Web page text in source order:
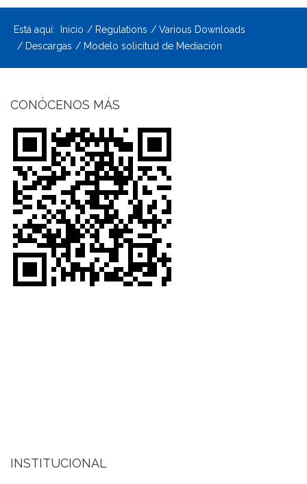
Está aquí: Inicio Regulations
Various Downloads
Descargas
Modelo solicitud de Mediación
CONÓCENOS MÁS
INSTITUCIONAL